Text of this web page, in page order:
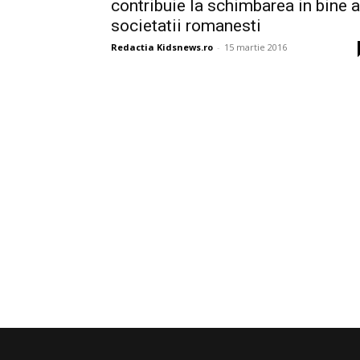
contribuie la schimbarea in bine a
societatii romanesti
Redactia Kidsnews.ro - 15 martie 2016